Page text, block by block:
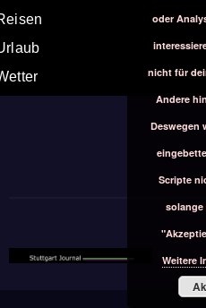
oder
nicht für
Andere
Deswegen
Scripte
Weitere